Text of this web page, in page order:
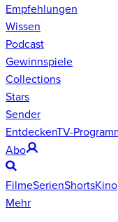
Empfehlungen
Wissen
Podcast
Gewinnspiele
Collections
Stars
Sender
EntdeckenTV-
Abo
FilmeSerienShortsKino
Mehr